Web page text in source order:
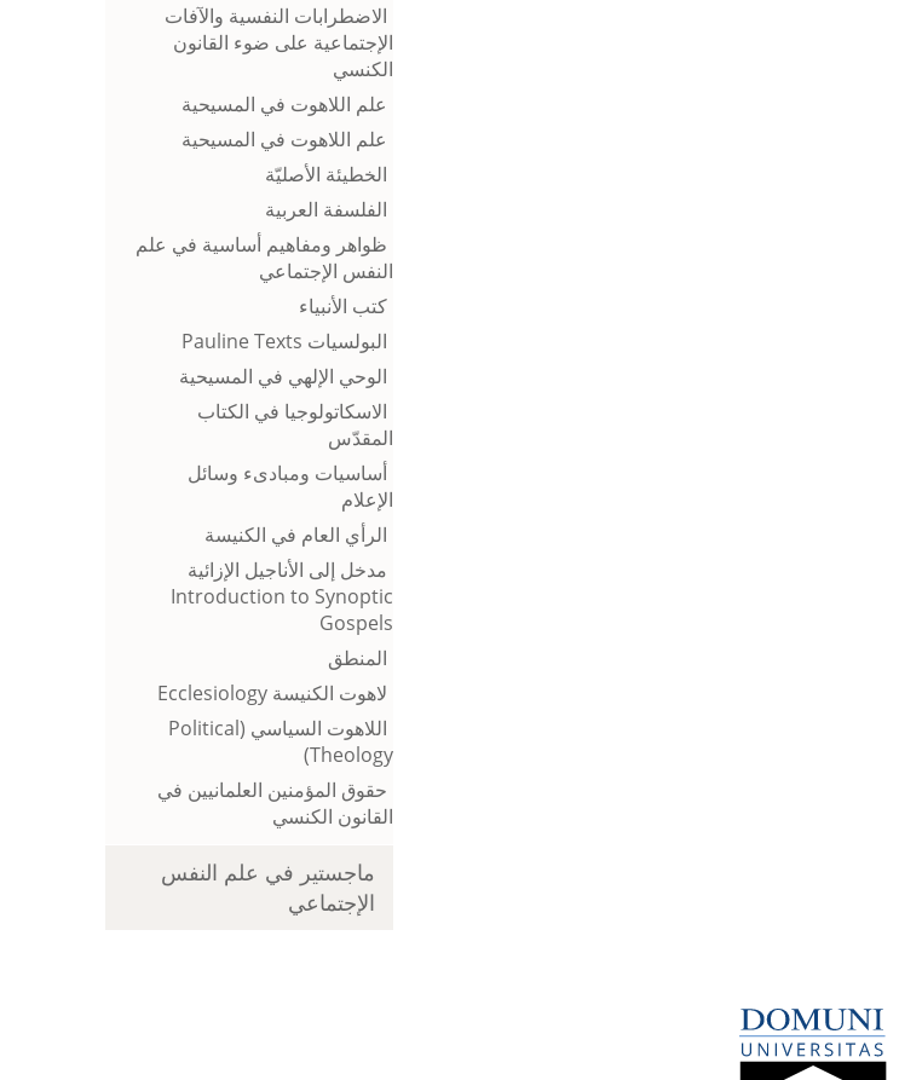
الاضطرابات النفسية والآفات
الإجتماعية على ضوء القانون
الكنسي
علم اللاهوت في المسيحية
علم اللاهوت في المسيحية
الخطيئة الأصليّة
الفلسفة العربية
ظواهر ومفاهيم أساسية في علم
النفس الإجتماعي
كتب الأنبياء
البولسيات Pauline Texts
الوحي الإلهي في المسيحية
الاسكاتولوجيا في الكتاب
المقدّس
أساسيات ومبادىء وسائل
الإعلام
الرأي العام في الكنيسة
مدخل إلى الأناجيل الإزائية
Introduction to Synoptic
Gospels
المنطق
لاهوت الكنيسة Ecclesiology
اللاهوت السياسي (Political
Theology)
حقوق المؤمنين العلمانيين في
القانون الكنسي
ماجستير في علم النفس
الإجتماعي